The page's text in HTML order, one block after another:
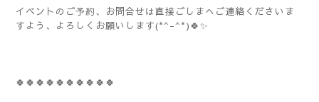
イベントのご予約、お問合せは直接ごしまへご連絡くださいま
すよう、よろしくお願いします(*^-^*)🍀✨️
🍀🍀🍀🍀🍀🍀🍀🍀🍀🍀